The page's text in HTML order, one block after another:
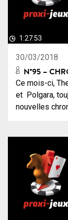
1:27:53
30/03/2018
N°95 –
Ce mois-ci,
et Polgara,
nouvelles